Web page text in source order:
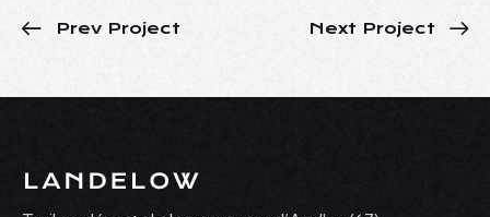
Prev Project Next Project